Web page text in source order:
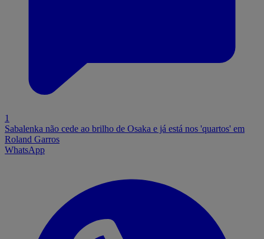
1
Sabalenka não cede ao brilho de Osaka e já está nos 'quartos' em
Roland Garros
WhatsApp